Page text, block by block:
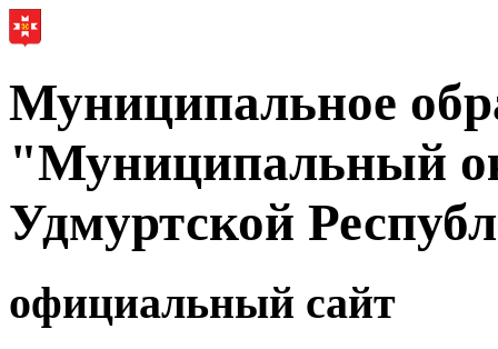
Муниципальное
"Муниципальный
Удмуртской
официальный сайт